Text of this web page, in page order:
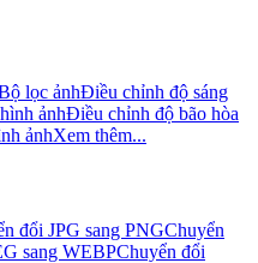
lọc ảnhĐiều chỉnh độ sáng
ảnhĐiều chỉnh độ bão hòa
ảnhXem thêm...
đổi JPG sang PNGChuyển
sang WEBPChuyển đổi